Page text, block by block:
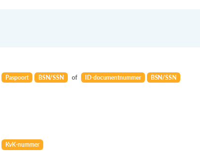
Paspoort BSN/SSN of ID-documentnummer BSN/SSN
KvK-nummer